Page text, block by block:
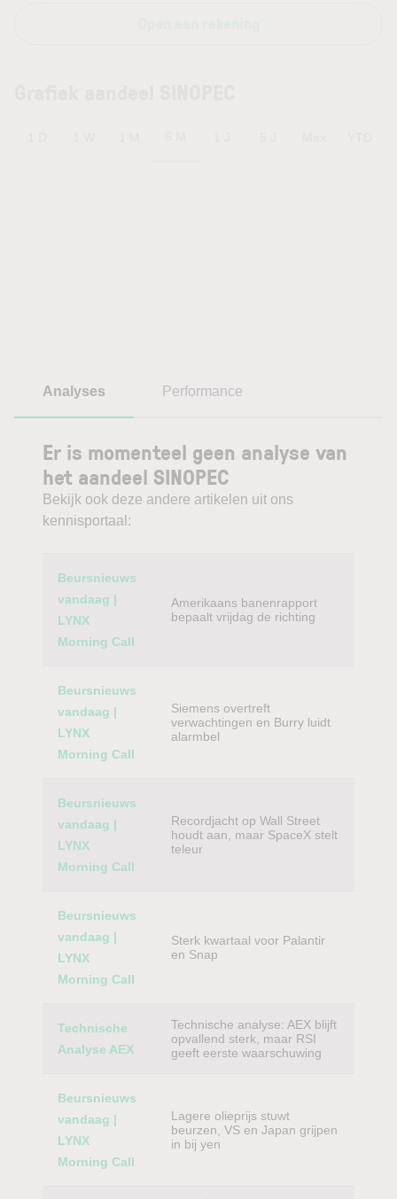
Analyses Performance
Er is momenteel geen analyse van
het aandeel SINOPEC
Bekijk ook deze andere artikelen uit ons
kennisportaal:
Category
Beursnieuws
vandaag |
LYNX
Morning Call
Amerikaans banenrapport
bepaalt vrijdag de richting
Beursnieuws
vandaag |
LYNX
Morning Call
Siemens overtreft
verwachtingen en Burry luidt
alarmbel
Beursnieuws
vandaag |
LYNX
Morning Call
Recordjacht op Wall Street
houdt aan, maar SpaceX stelt
teleur
Beursnieuws
vandaag |
LYNX
Morning Call
Sterk kwartaal voor Palantir
en Snap
Technische
Analyse AEX
Technische analyse: AEX blijft
opvallend sterk, maar RSI
geeft eerste waarschuwing
Beursnieuws
vandaag |
LYNX
Morning Call
Lagere olieprijs stuwt
beurzen, VS en Japan grijpen
in bij yen